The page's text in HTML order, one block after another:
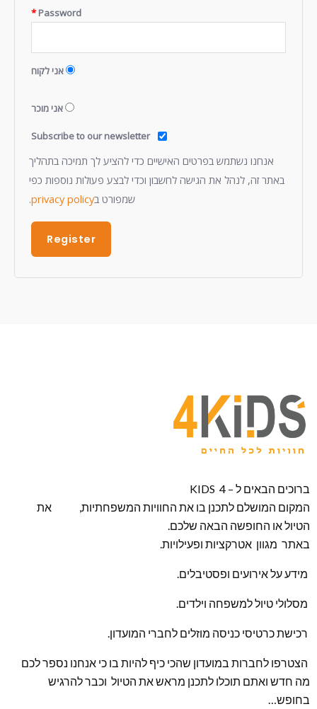
Password
*
אני לקוח
אני מוכר
Subscribe to our newsletter
אנחנו נשתמש בפרטים האישיים כדי להציע לך תמיכה בתהליך
באתר זה, לנהל את הגישה לחשבון וכדי לבצע פעולות נוספות כפי
שמפורט בprivacy policy
.
Register
ברוכים הבאים ל – KIDS 4
המקום המושלם לתכנן בו את החוויות המשפחתיות, את
הטיול או החופשה הבאה שלכם.
באתר מגוון אטרקציות ופעילויות.
מידע על אירועים ופסטיבלים.
מסלולי טיול למשפחה וילדים.
רכישת כרטיסי כניסה מוזלים לחברי המועדון.
הצטרפו לחברות במועדון שהכי כיף להיות בו כי אנחנו נספר לכם
מה חדש ואתם תוכלו לתכנן מראש את הטיול וכבר להרגיש
בחופש…